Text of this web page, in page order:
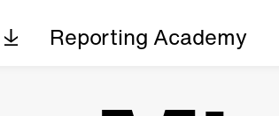
Reporting Academy